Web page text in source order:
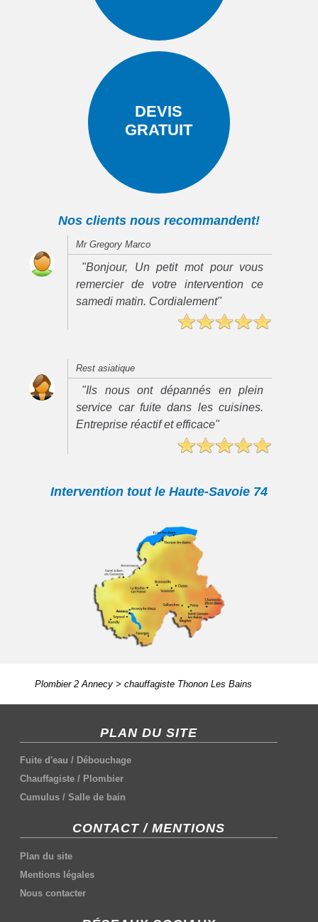
DEVIS
GRATUIT
Nos clients nous recommandent!
Mr Gregory Marco
"Bonjour, Un petit mot pour vous
remercier de votre intervention ce
samedi matin. Cordialement"
Rest asiatique
"Ils nous ont dépannés en plein
service car fuite dans les cuisines.
Entreprise réactif et efficace"
Intervention tout le Haute-Savoie 74
Plombier 2 Annecy> chauffagiste Thonon Les Bains
PLAN DU SITE
Fuite d'eau / Débouchage
Chauffagiste / Plombier
Cumulus /Salle de bain
CONTACT / MENTIONS
Plan du site
Mentions légales
Nous contacter